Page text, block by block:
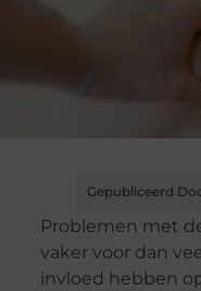
Gepubliceerd
Problemen met
vaker voor dan
invloed hebben